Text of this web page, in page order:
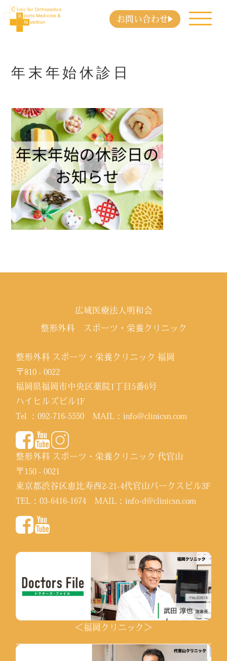
お問い合わせ
年末年始休診日
広域医療法人明和会
整形外科 スポーツ・栄養クリニック
整形外科 スポーツ・栄養クリニック 福岡
〒810 - 0022
福岡県福岡市中央区薬院1丁目5番6号
ハイヒルズビル1F
Tel ：092-716-5550 MAIL：info@clinicsn.com
整形外科 スポーツ・栄養クリニック 代官山
〒150 - 0021
東京都渋谷区恵比寿西2-21-4代官山パークスビル3F
TEL：03-6416-1674 MAIL：info-d@clinicsn.com
＜福岡クリニック＞